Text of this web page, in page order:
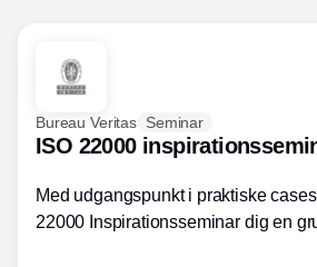
Bureau Veritas Seminar
ISO 22000
Med udgangspunkt i praktiske
22000 Inspirationsseminar dig en